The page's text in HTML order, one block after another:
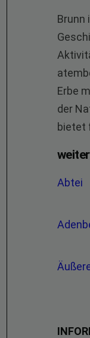
Brunn
Erbe
der
bietet
Abtei